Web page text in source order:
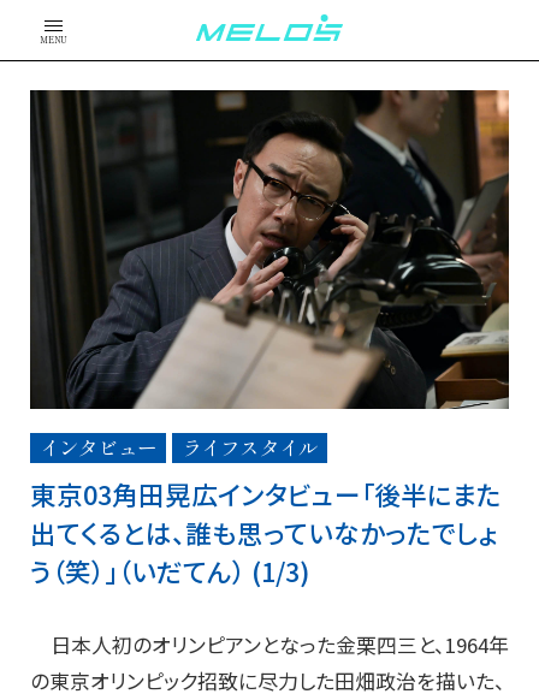
MENU
インタビュー ライフスタイル
東京03角田晃広インタビュー「後半にまた
出てくるとは、誰も思っていなかったでしょ
う（笑）」（いだてん） (1/3)
日本人初のオリンピアンとなった金栗四三と、1964年
の東京オリンピック招致に尽力した田畑政治を描いた、